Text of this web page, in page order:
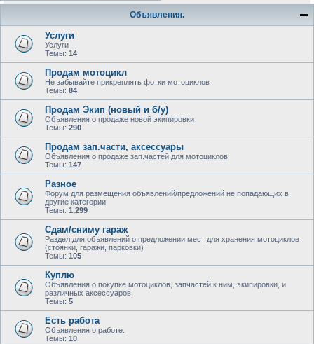
Объявления.
Услуги
Услуги
Темы: 14
Продам мотоцикл
Не забывайте прикреплять фотки мотоциклов
Темы: 84
Продам Экип (новый и б/у)
Объявления о продаже новой экипировки
Темы: 290
Продам зап.части, аксессуары
Объявления о продаже зап.частей для мотоциклов
Темы: 147
Разное
Форум для размещения объявлений/предложений не попадающих в
другие категории
Темы: 1,299
Сдам/сниму гараж
Раздел для объявлений о предложении мест для хранения мотоциклов
(стоянки, гаражи, парковки)
Темы: 105
Куплю
Объявления о покупке мотоциклов, запчастей к ним, экипировки, и
различных аксессуаров.
Темы: 5
Есть работа
Объявления о работе.
Темы: 10